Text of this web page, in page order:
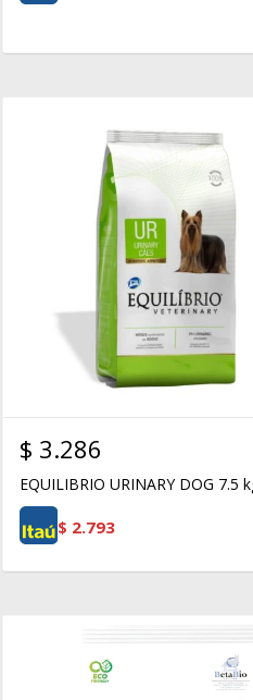
$ 3.286
EQUILIBRIO URINARY DOG 7.5
$ 2.793